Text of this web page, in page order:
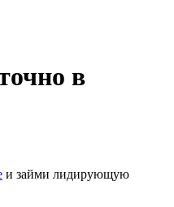
в
и займи лидирующую